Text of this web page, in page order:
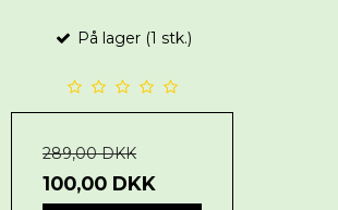
På lager (1 stk.)
289,00 DKK
100,00 DKK